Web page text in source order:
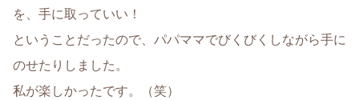
を、手に取っていい！
ということだったので、パパママでびくびくしながら手に
のせたりしました。
私が楽しかったです。（笑）